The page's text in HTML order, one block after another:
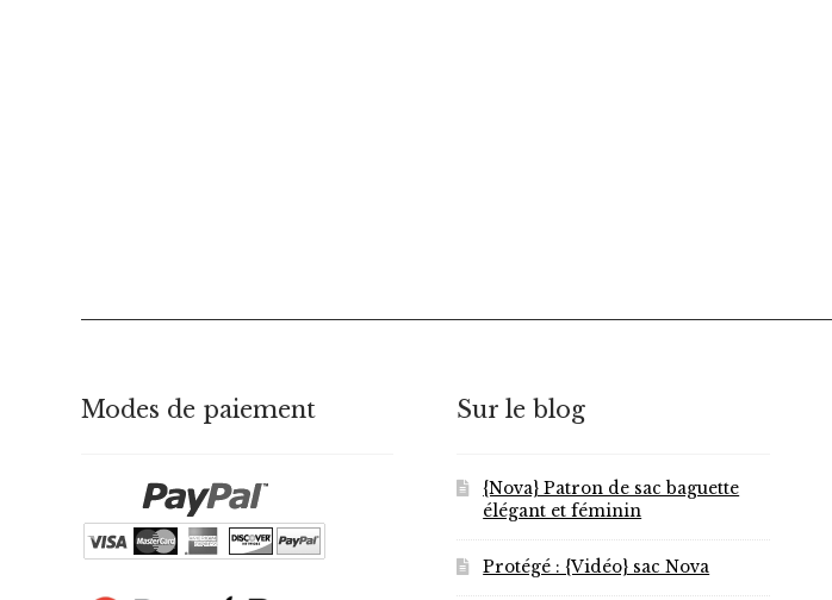
Modes de paiement Sur le blog
{Nova} Patron de sac baguette
élégant et féminin
Protégé : {Vidéo} sac Nova